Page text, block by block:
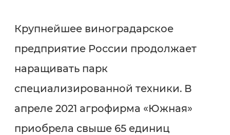
Крупнейшее виноградарское
предприятие России продолжает
наращивать парк
специализированной техники. В
апреле 2021 агрофирма «Южная»
приобрела свыше 65 единиц